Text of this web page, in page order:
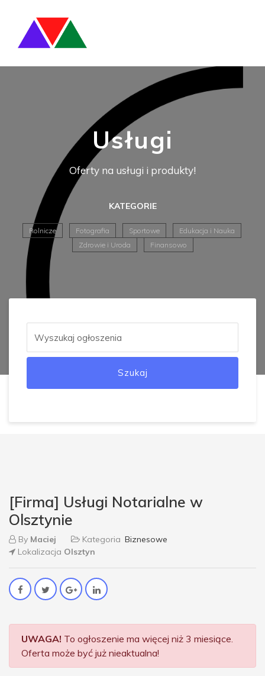
Usługi
Oferty na usługi i produkty!
KATEGORIE
Rolnicze Fotografia Sportowe
Edukacja i Nauka
Zdrowie i Uroda
Finansowo
Szukaj
[Firma] Usługi Notarialne w
Olsztynie
By Maciej Kategoria Biznesowe
Lokalizacja Olsztyn
UWAGA! To ogłoszenie ma więcej niż 3 miesiące.
Oferta może być już nieaktualna!